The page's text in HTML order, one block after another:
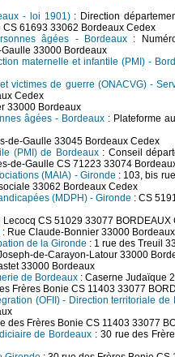
- loi 1901): Direction
61693 33062 Bordeaux Cedex
âgées - Bordeaux: Numéro
33000 Bordeaux
maternelle et infantile (PMI) -
victimes de guerre (ONACVG) -
Cedex
33000 Bordeaux
âgées - Bordeaux : Plateforme
de-Gaulle 33045 Bordeaux Cedex
(PMI) de Bordeaux: Conseil
de-Gaulle CS 71223 33074
(MAIA) - Gironde : 103, bis
33062 Bordeaux Cedex
(MDPH) - Gironde : CS
Lecocq CS 51029 33077 BORDEAUX
: Rue Claude-Bonnier 33000 Bordeaux
de la Gironde : 1 rue des Treuil
de-Carayon-Latour 33000
33000 Bordeaux
de Bordeaux : Caserne Judaïque
Frères Bonie CS 11403 33077
(OFII) - Direction territoriale
des Frères Bonie CS 11403 33077
de Bordeaux : 30 rue des